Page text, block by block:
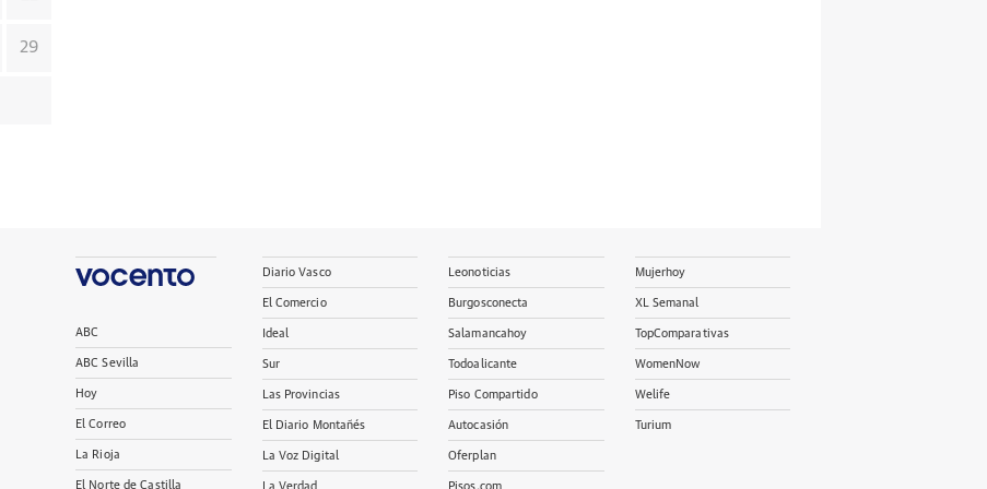
29
ABC
ABC Sevilla
Hoy
El Correo
La Rioja
El Norte de Castilla
Diario Vasco
El Comercio
Ideal
Sur
Las Provincias
El Diario Montañés
La Voz Digital
La Verdad
Leonoticias
Burgosconecta
Salamancahoy
Todoalicante
Piso Compartido
Autocasión
Oferplan
Pisos.com
Mujerhoy
XL Semanal
TopComparativas
WomenNow
Welife
Turium